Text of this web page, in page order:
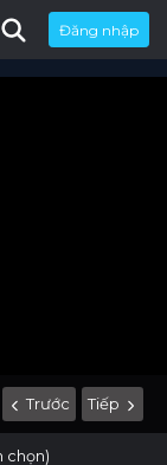
Đăng nhập
Trước Tiếp
chọn)